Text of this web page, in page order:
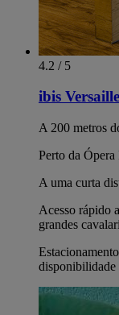
4.2 / 5
ibis
A 200 metros
Perto da
A uma curta
Acesso rápido
grandes